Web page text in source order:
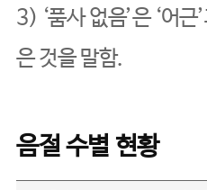
3) ‘품사 없음’은 ‘어
은 것을 말함.
음절 수별 현황